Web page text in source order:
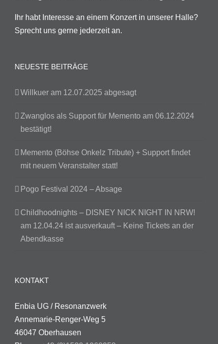
Ihr habt Interesse an einem Konzert in unserer Halle?
Sprecht uns gerne jederzeit an.
NEUESTE BEITRÄGE
Willkuer am 12.07.2025 abgesagt
Zwanglos als Support für Memento am 06.12.2024
bestätigt!
Memento (Böhse Onkelz Tribute) + Support findet
mit neuem Veranstalter statt!
Pogo Festival 2024 – Absage
Childhoodnights – DISNEY NICK NIGHT IN NRW!
am 12.04.24 ist ausverkauft – Keine Tickets an der
Abendkasse
KONTAKT
Enbia UG / Resonanzwerk
Annemarie-Renger-Weg 5
46047 Oberhausen